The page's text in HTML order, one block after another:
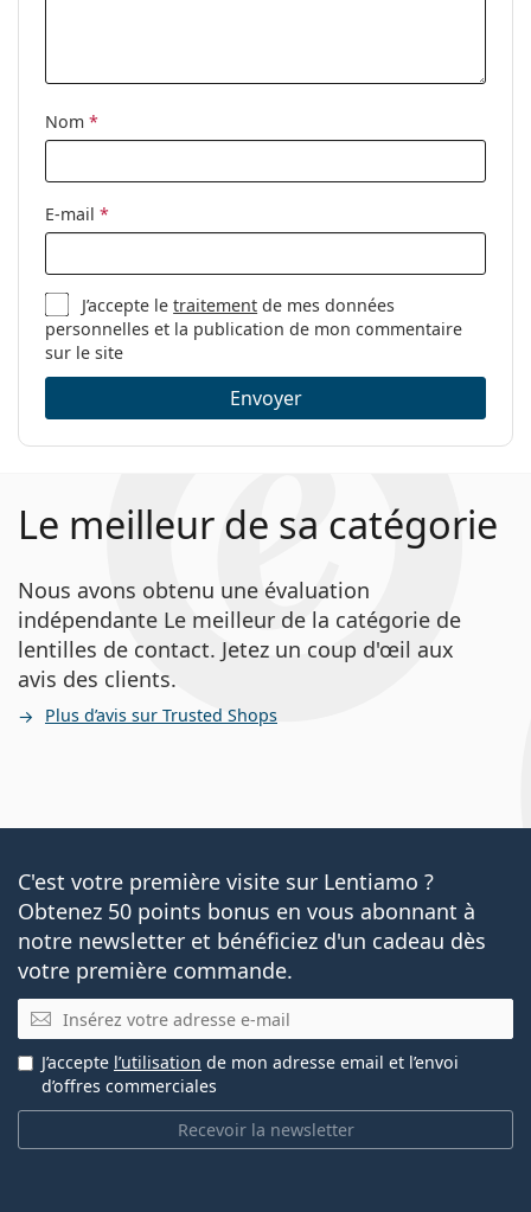
Nom *
E-mail *
J’accepte letraitement de mes données
personnelles et la publication de mon commentaire
sur le site
Envoyer
Le meilleur de sa catégorie
Nous avons obtenu une évaluation
indépendante Le meilleur de la catégorie de
lentilles de contact. Jetez un coup d'œil aux
avis des clients.
Plus d’avis sur Trusted Shops
C'est votre première visite sur Lentiamo ?
Obtenez 50 points bonus en vous abonnant à
notre newsletter et bénéficiez d'un cadeau dès
votre première commande.
E-mail
Recevoir la newsletter
J’accepte l’utilisation de mon adresse email et l’envoi
d’offres commerciales